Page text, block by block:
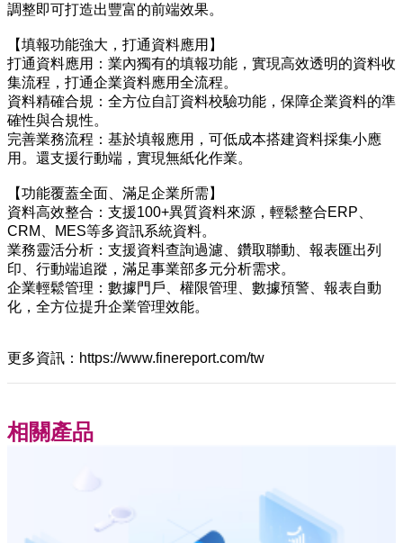
調整即可打造出豐富的前端效果。
【填報功能強大，打通資料應用】
打通資料應用：業內獨有的填報功能，實現高效透明的資料收
集流程，打通企業資料應用全流程。
資料精確合規：全方位自訂資料校驗功能，保障企業資料的準
確性與合規性。
完善業務流程：基於填報應用，可低成本搭建資料採集小應
用。還支援行動端，實現無紙化作業。
【功能覆蓋全面、滿足企業所需】
資料高效整合：支援100+異質資料來源，輕鬆整合ERP、
CRM、MES等多資訊系統資料。
業務靈活分析：支援資料查詢過濾、鑽取聯動、報表匯出列
印、行動端追蹤，滿足事業部多元分析需求。
企業輕鬆管理：數據門戶、權限管理、數據預警、報表自動
化，全方位提升企業管理效能。
更多資訊：https://www.finereport.com/tw
相關產品